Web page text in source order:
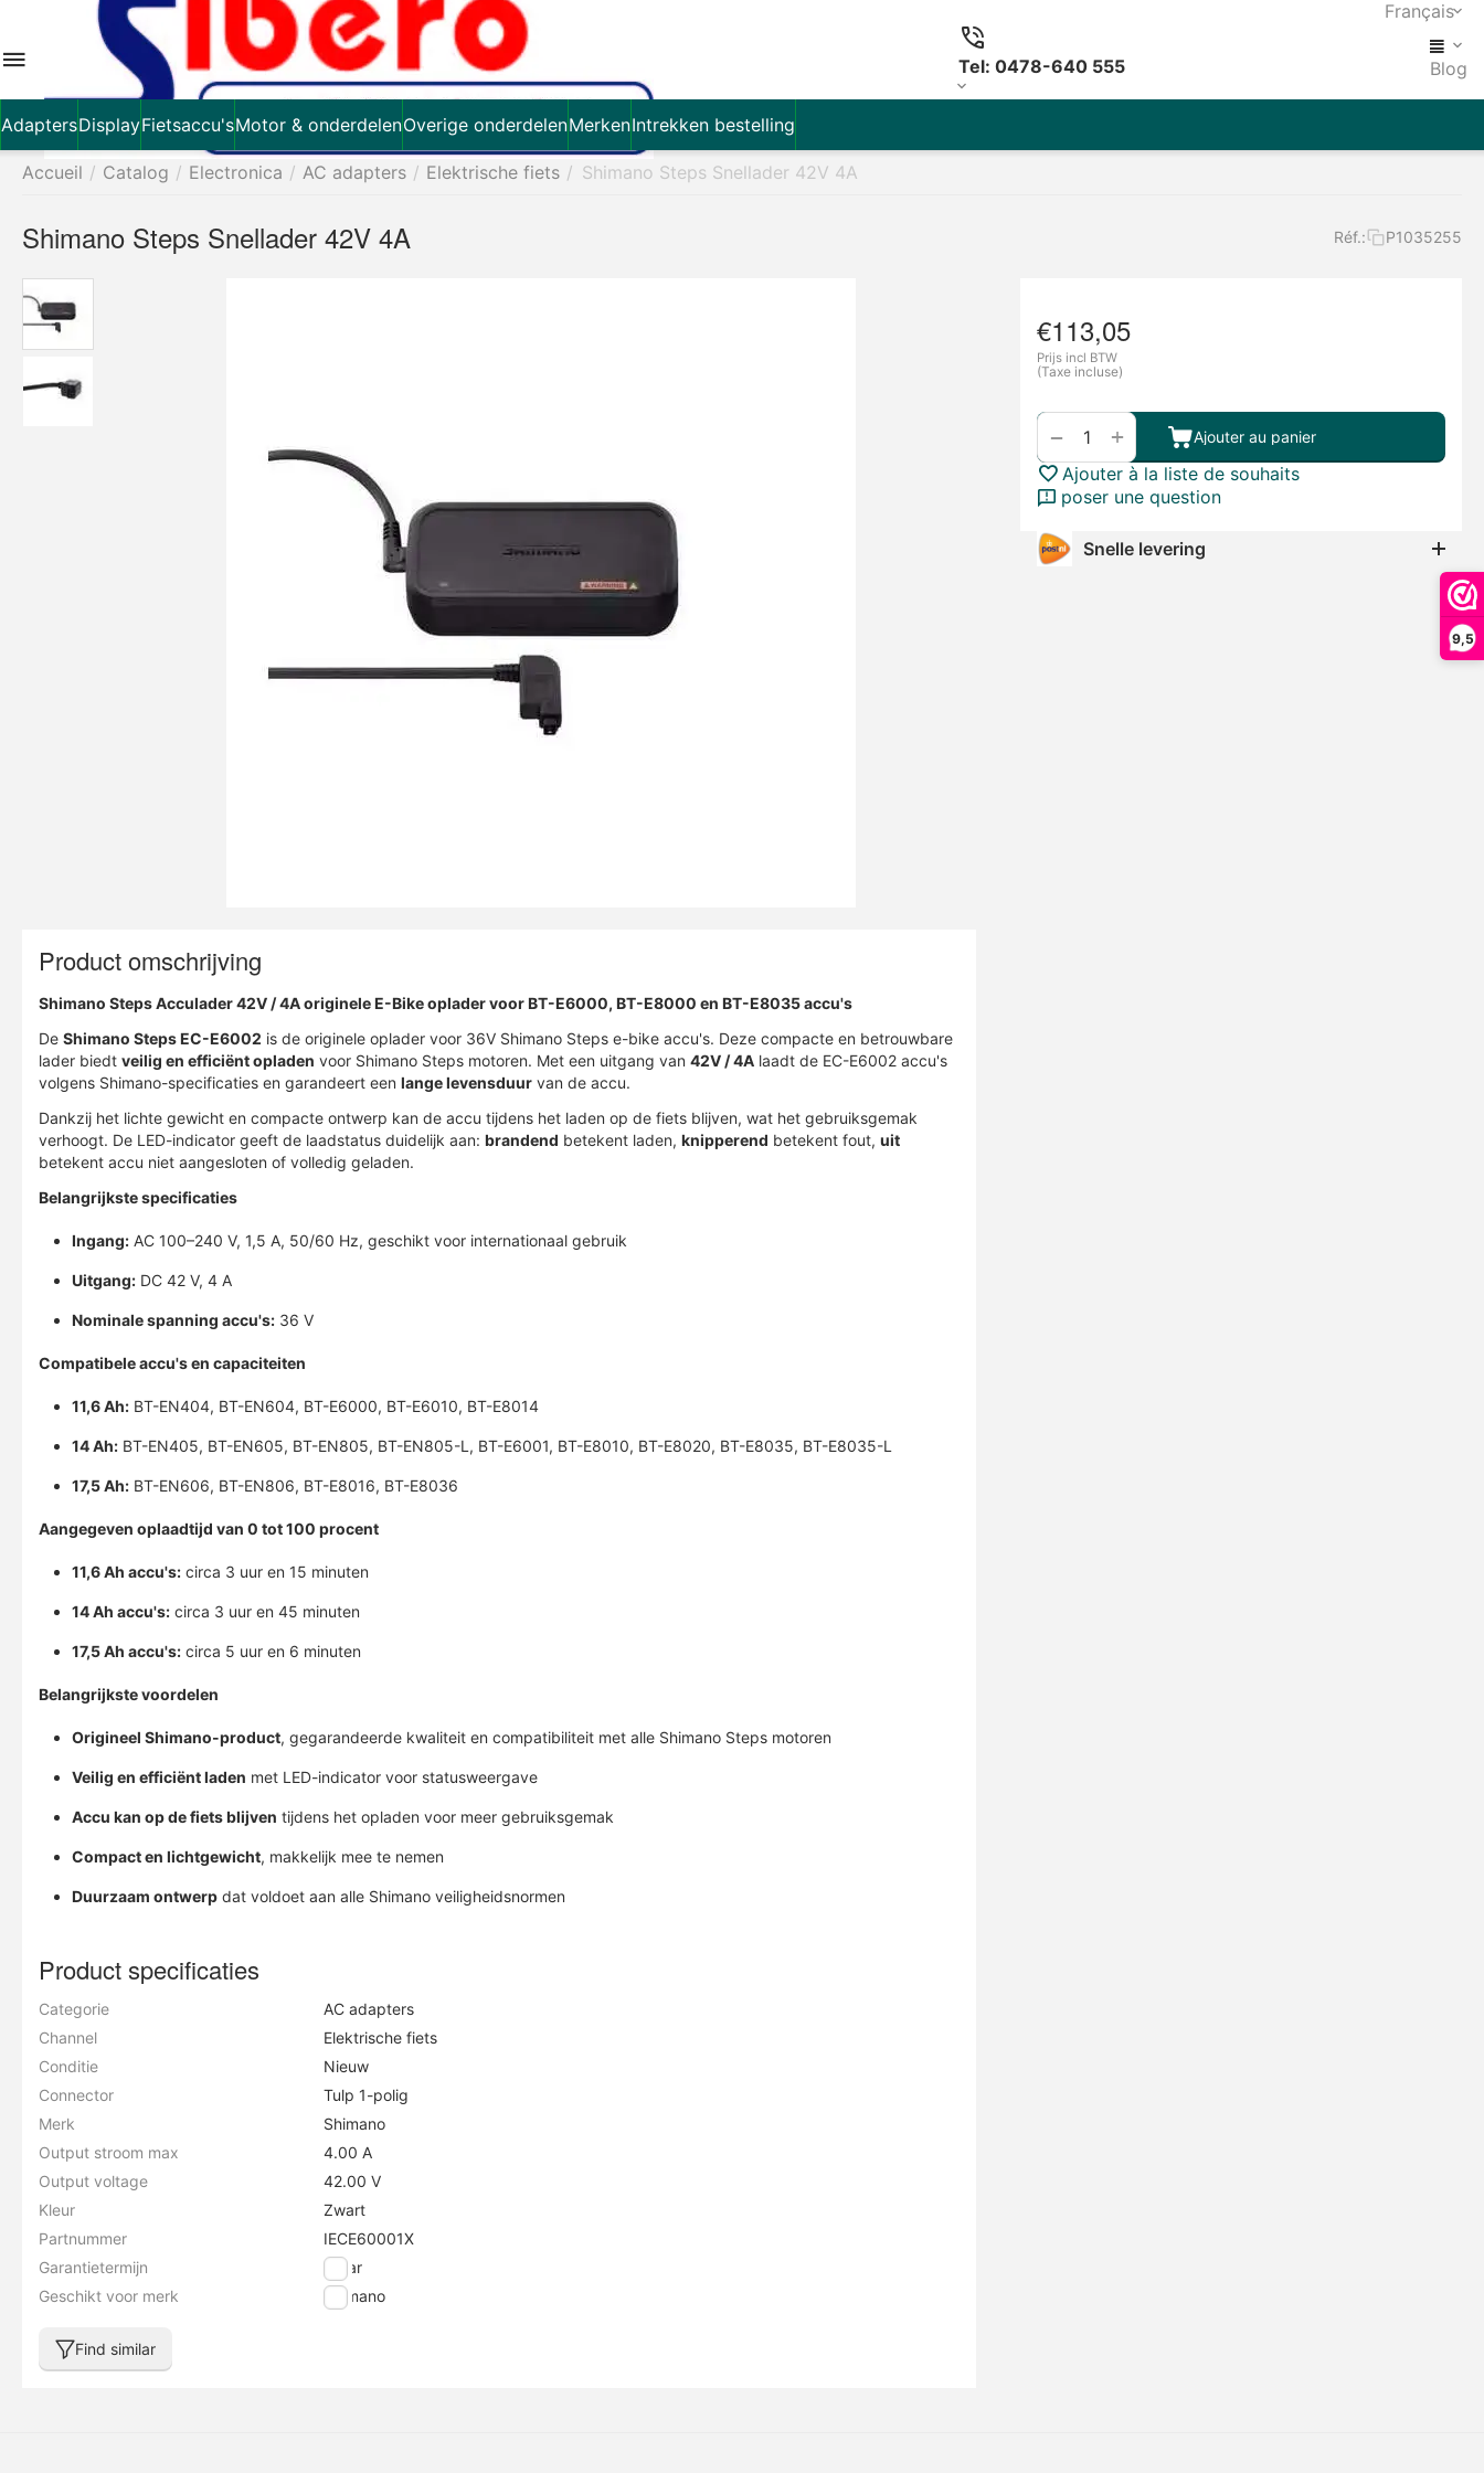
9,5
Français
Tel: 0478-640 555 Blog
AdaptersDisplayFietsaccu'sMotor & onderdelenOverige onderdelenMerkenIntrekken bestelling
Accueil / Catalog / Electronica / AC adapters / Elektrische fiets / Shimano Steps Snellader 42V 4A
Shimano Steps Snellader 42V 4A Réf.: P1035255
€113,05
Prijs incl BTW
(Taxe incluse)
+
− Ajouter au panier
Ajouter à la liste de souhaits
poser une question
Snelle levering
Product omschrijving
Shimano Steps Acculader 42V / 4A originele E-Bike oplader voor BT-E6000, BT-E8000 en BT-E8035 accu's
De Shimano Steps EC-E6002 is de originele oplader voor 36V Shimano Steps e-bike accu's. Deze compacte en betrouwbare
lader biedt veilig en efficiënt opladen voor Shimano Steps motoren. Met een uitgang van 42V / 4A laadt de EC-E6002 accu's
volgens Shimano-specificaties en garandeert een lange levensduur van de accu.
Dankzij het lichte gewicht en compacte ontwerp kan de accu tijdens het laden op de fiets blijven, wat het gebruiksgemak
verhoogt. De LED-indicator geeft de laadstatus duidelijk aan: brandend betekent laden, knipperend betekent fout, uit
betekent accu niet aangesloten of volledig geladen.
Belangrijkste specificaties
Ingang: AC 100–240 V, 1,5 A, 50/60 Hz, geschikt voor internationaal gebruik
Uitgang: DC 42 V, 4 A
Nominale spanning accu's: 36 V
Compatibele accu's en capaciteiten
11,6 Ah: BT-EN404, BT-EN604, BT-E6000, BT-E6010, BT-E8014
14 Ah: BT-EN405, BT-EN605, BT-EN805, BT-EN805-L, BT-E6001, BT-E8010, BT-E8020, BT-E8035, BT-E8035-L
17,5 Ah: BT-EN606, BT-EN806, BT-E8016, BT-E8036
Aangegeven oplaadtijd van 0 tot 100 procent
11,6 Ah accu's: circa 3 uur en 15 minuten
14 Ah accu's: circa 3 uur en 45 minuten
17,5 Ah accu's: circa 5 uur en 6 minuten
Belangrijkste voordelen
Origineel Shimano-product, gegarandeerde kwaliteit en compatibiliteit met alle Shimano Steps motoren
Veilig en efficiënt laden met LED-indicator voor statusweergave
Accu kan op de fiets blijven tijdens het opladen voor meer gebruiksgemak
Compact en lichtgewicht, makkelijk mee te nemen
Duurzaam ontwerp dat voldoet aan alle Shimano veiligheidsnormen
Product specificaties
Categorie
AC adapters
Channel
Elektrische fiets
Conditie
Nieuw
Connector
Tulp 1-polig
Merk
Shimano
Output stroom max
4.00 A
Output voltage
42.00 V
Kleur
Zwart
Partnummer
IECE60001X
Garantietermijn
1 jaar
Geschikt voor merk
Shimano
Find similar